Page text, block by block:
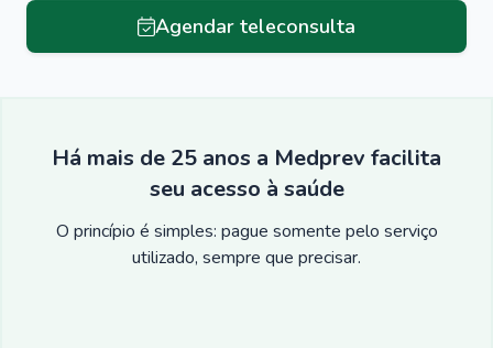
Agendar teleconsulta
Há mais de 25 anos a Medprev facilita
seu acesso à saúde
O princípio é simples: pague somente pelo serviço
utilizado, sempre que precisar.